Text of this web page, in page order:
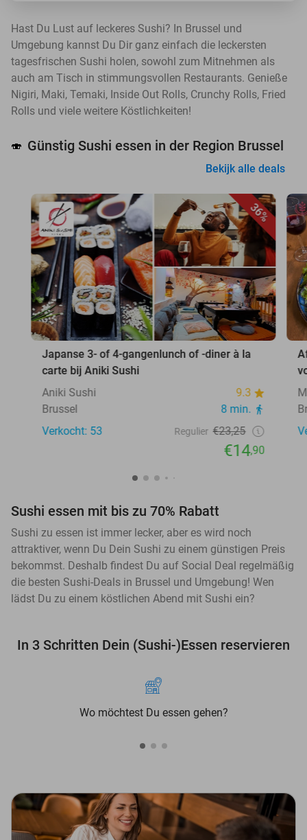
Hast Du Lust auf leckeres Sushi? In Brussel und
Umgebung kannst Du Dir ganz einfach die leckersten
tagesfrischen Sushi holen, sowohl zum Mitnehmen als
auch am Tisch in stimmungsvollen Restaurants. Genieße
Nigiri, Maki, Temaki, Inside Out Rolls, Crunchy Rolls, Fried
Rolls und viele weitere Köstlichkeiten!
🍣 Günstig Sushi essen in der Region Brussel
Bekijk alle deals
36%
Japanse 3- of 4-gangenlunch of -diner à la
carte bij Aniki Sushi
Aniki Sushi
9.3
Brussel
8 min.
Verkocht: 53
Regulier €23,25
€14,90
Sushi essen mit bis zu 70% Rabatt
Sushi zu essen ist immer lecker, aber es wird noch
attraktiver, wenn Du Dein Sushi zu einem günstigen Preis
bekommst. Deshalb findest Du auf Social Deal regelmäßig
die besten Sushi-Deals in Brussel und Umgebung! Wen
lädst Du zu einem köstlichen Abend mit Sushi ein?
In 3 Schritten Dein (Sushi-)Essen reservieren
Wo möchtest Du essen gehen?